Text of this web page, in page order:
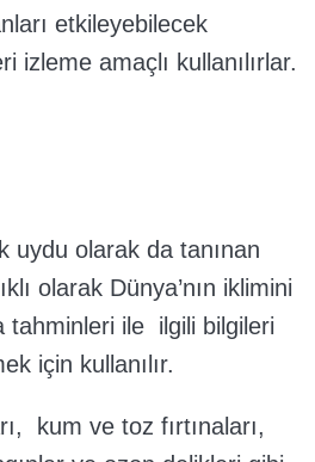
etkileyebilecek
izleme amaçlı kullanılırlar.
olarak da tanınan
olarak Dünya’nın iklimini
tahminleri ile ilgili bilgileri
için kullanılır.
ve toz fırtınaları,